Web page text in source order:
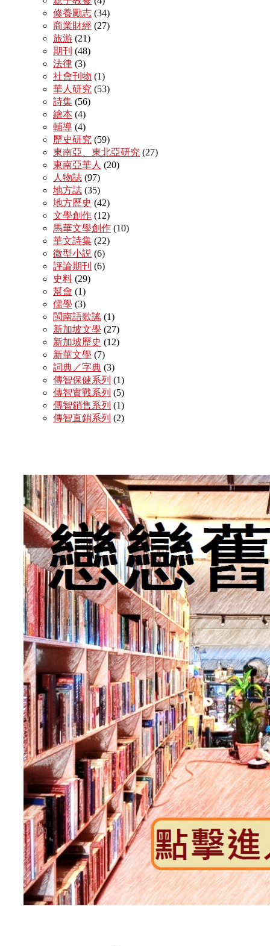
修養勵志 (34)
商業財經 (27)
旅游 (21)
期刊 (48)
法律 (3)
社會刊物 (1)
華人研究 (53)
詩集 (56)
繪本 (4)
輔導 (4)
歷史研究 (59)
東南亞、東北亞研究 (27)
東南亞華人 (20)
人物誌 (97)
地方誌 (35)
地方歷史 (42)
文學創作 (12)
馬華文學創作 (10)
華文詩集 (22)
微型小説 (6)
評論期刊 (6)
史料 (29)
幫會 (1)
儒學 (3)
閩南語歌謠 (1)
新加坡文學 (27)
新加坡歷史 (12)
新華文學 (7)
詞典／字典 (3)
傳智保健系列 (1)
傳智實戰系列 (5)
傳智銷售系列 (1)
傳智直銷系列 (2)